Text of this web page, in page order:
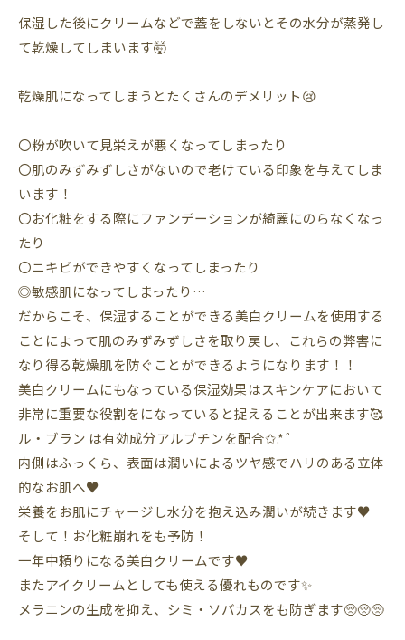
保湿した後にクリームなどで蓋をしないとその水分が蒸発し
て乾燥してしまいます🤯
乾燥肌になってしまうとたくさんのデメリット😢
〇粉が吹いて見栄えが悪くなってしまったり
〇肌のみずみずしさがないので老けている印象を与えてしま
います！
〇お化粧をする際にファンデーションが綺麗にのらなくなっ
たり
〇ニキビができやすくなってしまったり
◎敏感肌になってしまったり…
だからこそ、保湿することができる美白クリームを使用する
ことによって肌のみずみずしさを取り戻し、これらの弊害に
なり得る乾燥肌を防ぐことができるようになります！！
美白クリームにもなっている保湿効果はスキンケアにおいて
非常に重要な役割をになっていると捉えることが出来ます🥰
ル・ブラン は有効成分アルブチンを配合✩.*˚
内側はふっくら、表面は潤いによるツヤ感でハリのある立体
的なお肌へ♥️
栄養をお肌にチャージし水分を抱え込み潤いが続きます♥️
そして！お化粧崩れをも予防！
一年中頼りになる美白クリームです♥️
またアイクリームとしても使える優れものです✨
メラニンの生成を抑え、シミ・ソバカスをも防ぎます🥺🥺🥺